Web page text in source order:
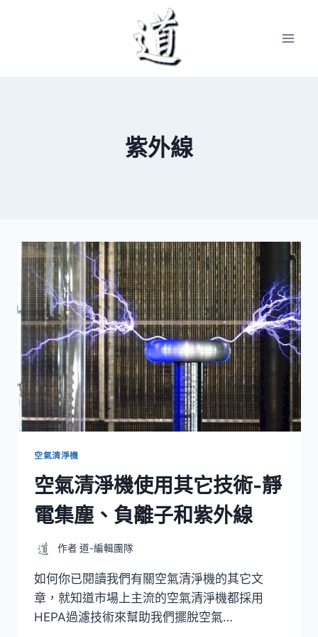
紫外線
空氣清淨機
空氣清淨機使用其它技術-靜
電集塵、負離子和紫外線
作者 道-編輯團隊
如何你已閱讀我們有關空氣清淨機的其它文
章，就知道市場上主流的空氣清淨機都採用
HEPA過濾技術來幫助我們擺脫空氣…